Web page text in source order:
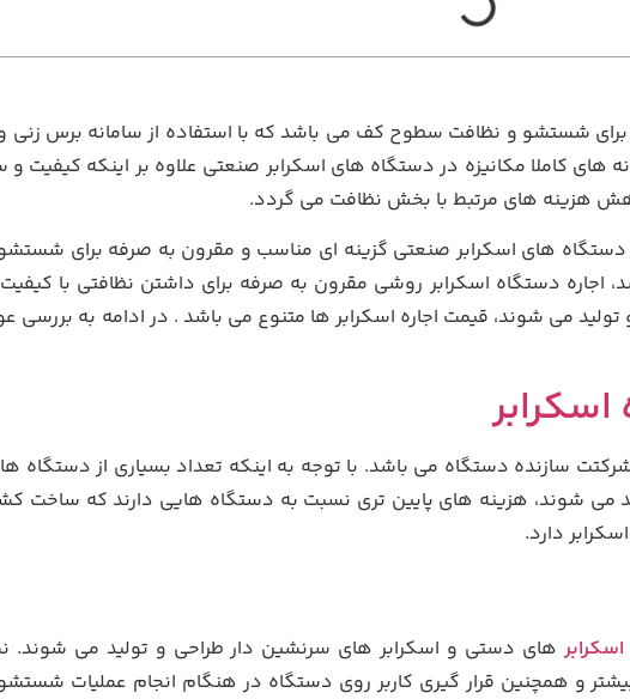
شستشو و نظافت سطوح کف می باشد که با استفاده از سامانه برس زنی
کاملا مکانیزه در دستگاه های اسکرابر صنعتی علاوه بر اینکه کیفیت
هزینه های مرتبط با بخش نظافت می گردد.
دستگاه های اسکرابر صنعتی گزینه ای مناسب و مقرون به صرفه برای
اجاره دستگاه اسکرابر روشی مقرون به صرفه برای داشتن نظافتی با
می شوند، قیمت اجاره اسکرابر ها متنوع می باشد . در ادامه به بررسی
اسکرابر
سازنده دستگاه می باشد. با توجه به اینکه تعداد بسیاری از دستگاه
شوند، هزینه های پایین تری نسبت به دستگاه هایی دارند که ساخت
دارد.
اسکرابرهای دستی و اسکرابر های سرنشین دار طراحی و تولید می شوند.
و همچنین قرار گیری کاربر روی دستگاه در هنگام انجام عملیات